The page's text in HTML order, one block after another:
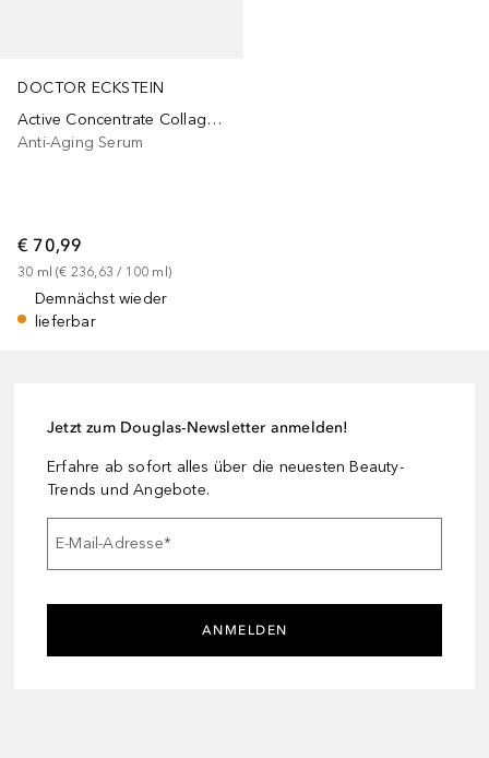
DOCTOR ECKSTEIN
Active Concentrate Collagen Complex
Anti-Aging Serum
€ 70,99
30 ml (€ 236,63 / 100 ml)
Demnächst wieder
lieferbar
Jetzt zum Douglas-Newsletter anmelden!
Erfahre ab sofort alles über die neuesten Beauty-
Trends und Angebote.
E-Mail-Adresse*
ANMELDEN